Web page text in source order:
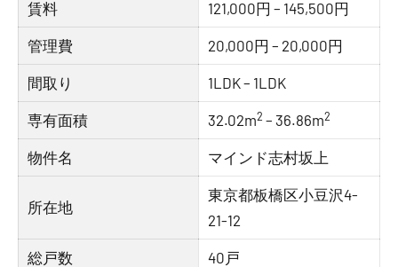
賃料 121,000円 – 145,500円
管理費 20,000円 – 20,000円
間取り 1LDK – 1LDK
専有面積 32.02m2 – 36.86m2
物件名 マインド志村坂上
所在地
東京都板橋区小豆沢4-
21-12
総戸数 40戸